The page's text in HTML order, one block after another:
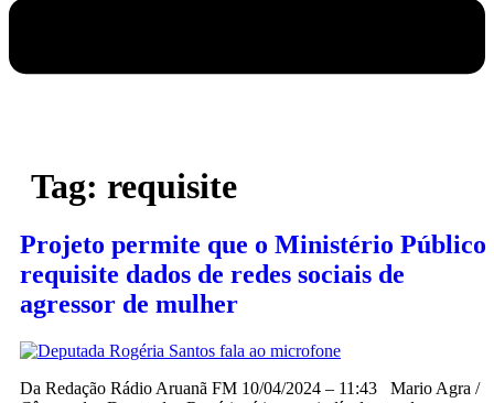
Tag: requisite
Projeto permite que o Ministério Público
requisite dados de redes sociais de
agressor de mulher
Da Redação Rádio Aruanã FM 10/04/2024 – 11:43 Mario Agra /